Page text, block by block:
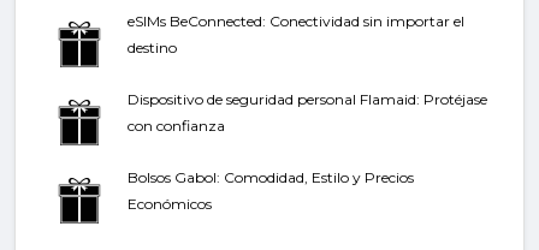
eSIMs BeConnected: Conectividad sin importar el
destino
Dispositivo de seguridad personal Flamaid: Protéjase
con confianza
Bolsos Gabol: Comodidad, Estilo y Precios
Económicos